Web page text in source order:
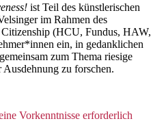
ist Teil des künstlerischen
im Rahmen des
(HCU, Fundus, HAW,
ein, in gedanklichen
zum Thema riesige
zu forschen.
Vorkenntnisse erforderlich